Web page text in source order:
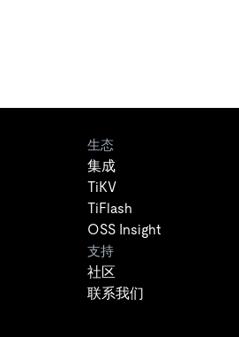
生态
集成
TiKV
TiFlash
OSS Insight
支持
社区
联系我们